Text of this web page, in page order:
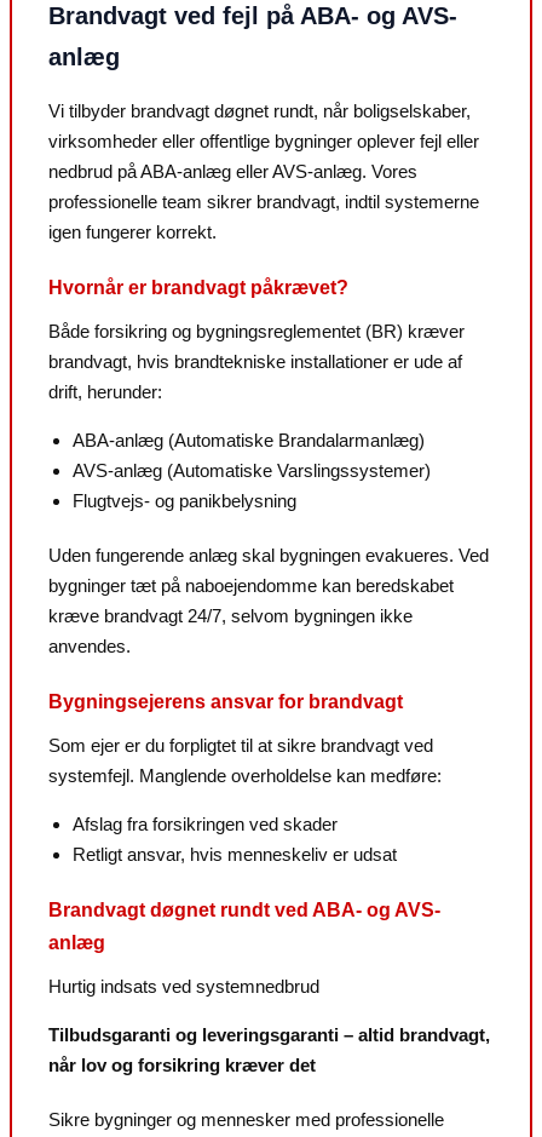
Brandvagt ved fejl på ABA- og AVS-
anlæg
Vi tilbyder brandvagt døgnet rundt, når boligselskaber,
virksomheder eller offentlige bygninger oplever fejl eller
nedbrud på ABA-anlæg eller AVS-anlæg. Vores
professionelle team sikrer brandvagt, indtil systemerne
igen fungerer korrekt.
Hvornår er brandvagt påkrævet?
Både forsikring og bygningsreglementet (BR) kræver
brandvagt, hvis brandtekniske installationer er ude af
drift, herunder:
ABA-anlæg (Automatiske Brandalarmanlæg)
AVS-anlæg (Automatiske Varslingssystemer)
Flugtvejs- og panikbelysning
Uden fungerende anlæg skal bygningen evakueres. Ved
bygninger tæt på naboejendomme kan beredskabet
kræve brandvagt 24/7, selvom bygningen ikke
anvendes.
Bygningsejerens ansvar for brandvagt
Som ejer er du forpligtet til at sikre brandvagt ved
systemfejl. Manglende overholdelse kan medføre:
Afslag fra forsikringen ved skader
Retligt ansvar, hvis menneskeliv er udsat
Brandvagt døgnet rundt ved ABA- og AVS-
anlæg
Hurtig indsats ved systemnedbrud
Tilbudsgaranti og leveringsgaranti – altid brandvagt,
når lov og forsikring kræver det
Sikre bygninger og mennesker med professionelle